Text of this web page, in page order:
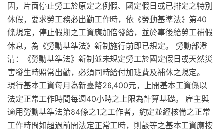
因，片面停止勞工於原定之例假、國定假日或已排定之特別
休假，要求勞工務必出勤工作時，依《勞動基準法》第40
條規定，停止假期之工資應加倍發給，並於事後給勞工補假
休息，為《勞動基準法》新制施行前即已規定。 勞動部澄
清：《勞動基準法》新制並未規定勞工於國定假日或天然災
害發生時照常出勤，必須同時給付加班費及補休之規定。
現行基本工資每月為新臺幣26,400元，上開基本工資係以
法定正常工作時間每週40小時之上限為計算基礎。 雇主與
適用勞動基準法第84條之1之工作者，約定並經核備之正常
工作時間如超過前開法定正常工時，則該等之基本工資應按